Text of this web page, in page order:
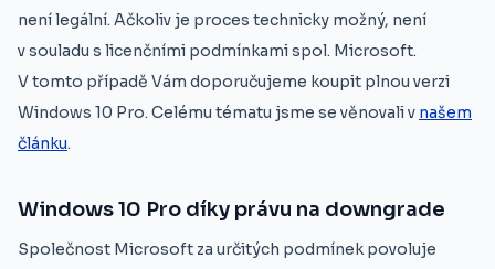
není legální. Ačkoliv je proces technicky možný, není
v souladu s licenčními podmínkami spol. Microsoft.
V tomto případě Vám doporučujeme koupit plnou verzi
Windows 10 Pro. Celému tématu jsme se věnovali v našem
článku.
Windows 10 Pro díky právu na downgrade
Společnost Microsoft za určitých podmínek povoluje